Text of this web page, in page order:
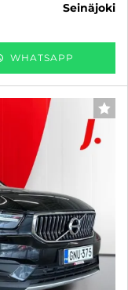
seinäjoki
WHATSAPP